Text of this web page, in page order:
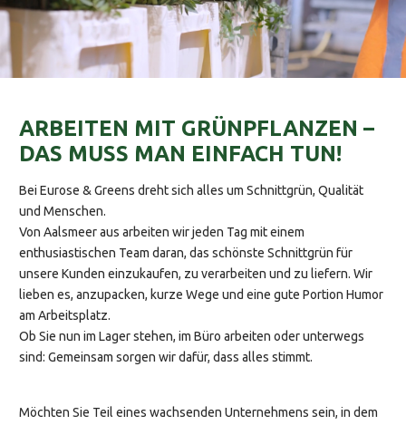
ARBEITEN MIT GRÜNPFLANZEN –
DAS MUSS MAN EINFACH TUN!
Bei Eurose & Greens dreht sich alles um Schnittgrün, Qualität
und Menschen.
Von Aalsmeer aus arbeiten wir jeden Tag mit einem
enthusiastischen Team daran, das schönste Schnittgrün für
unsere Kunden einzukaufen, zu verarbeiten und zu liefern. Wir
lieben es, anzupacken, kurze Wege und eine gute Portion Humor
am Arbeitsplatz.
Ob Sie nun im Lager stehen, im Büro arbeiten oder unterwegs
sind: Gemeinsam sorgen wir dafür, dass alles stimmt.
Möchten Sie Teil eines wachsenden Unternehmens sein, in dem